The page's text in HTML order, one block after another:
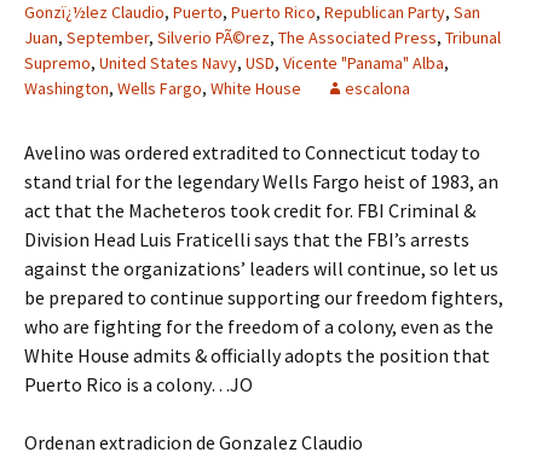
Gonzï¿½lez Claudio, Puerto, Puerto Rico, Republican Party, San
Juan, September, Silverio PÃ©rez, The Associated Press, Tribunal
Supremo, United States Navy, USD, Vicente "Panama" Alba,
Washington, Wells Fargo, White House escalona
Avelino was ordered extradited to Connecticut today to
stand trial for the legendary Wells Fargo heist of 1983, an
act that the Macheteros took credit for. FBI Criminal &
Division Head Luis Fraticelli says that the FBI’s arrests
against the organizations’ leaders will continue, so let us
be prepared to continue supporting our freedom fighters,
who are fighting for the freedom of a colony, even as the
White House admits & officially adopts the position that
Puerto Rico is a colony…JO
Ordenan extradicion de Gonzalez Claudio